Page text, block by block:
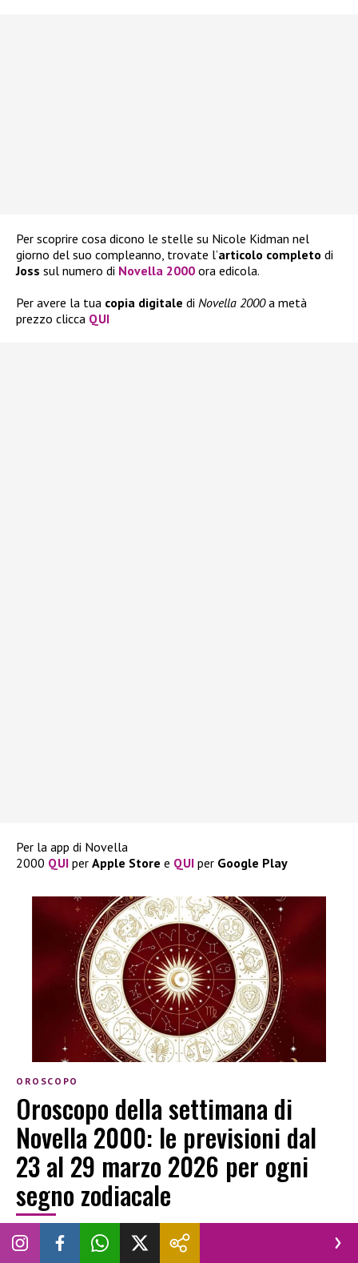
Per scoprire cosa dicono le stelle su Nicole Kidman nel
giorno del suo compleanno, trovate l’articolo completo di
Joss sul numero di Novella 2000 ora edicola.
Per avere la tua copia digitale di Novella 2000a metà
prezzo clicca QUI
Per la app di Novella
2000 QUI per Apple Store e QUI per Google Play
OROSCOPO
Oroscopo della settimana di
Novella 2000: le previsioni dal
23 al 29 marzo 2026 per ogni
segno zodiacale
AMORE FORTUNA OROSCOPO